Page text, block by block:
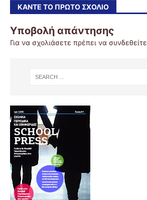
ΚΆΝΤΕ ΤΟ ΠΡΏΤΟ ΣΧΌΛΙΟ
Υποβολή απάντησης
Για να σχολιάσετε πρέπει να συνδεθείτε